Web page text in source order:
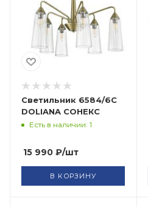
Светильник 6584/6C
DOLIANA СОНЕКС
Есть в наличии: 1
15 990 ₽/шт
В КОРЗИНУ